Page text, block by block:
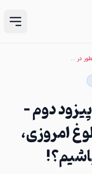
پروداکت کست : اپیزود دوم – چطور در دنیای شلوغ امروزی، نوآور و خلاق باشیم؟!
دوم –
امروزی،